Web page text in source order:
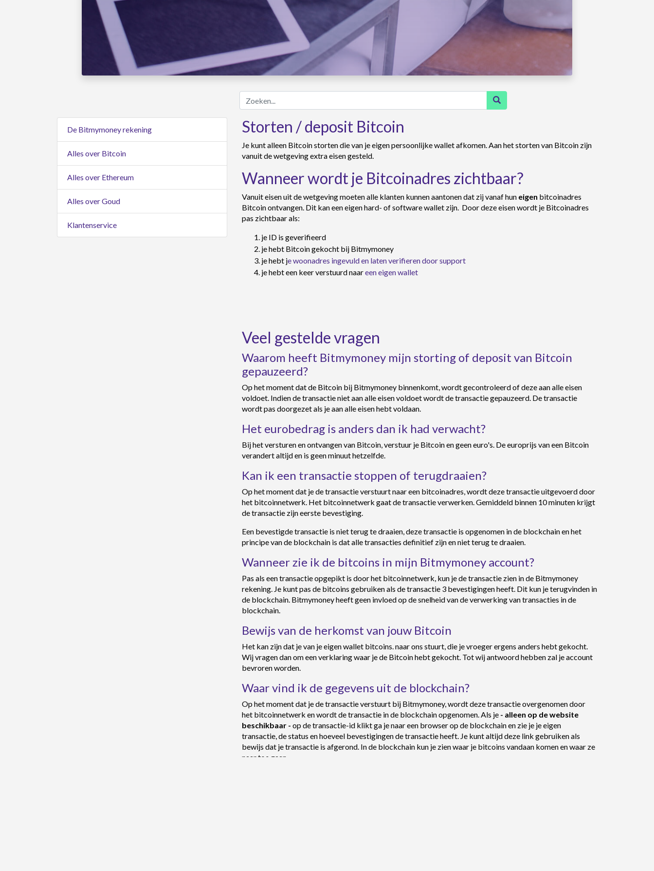
Zoeken...
De Bitmymoney rekening
Alles over Bitcoin
Alles over Ethereum
Alles over Goud
Klantenservice
Storten / deposit Bitcoin
Je kunt alleen Bitcoin storten die van je eigen persoonlijke wallet afkomen. Aan het storten van Bitcoin zijn
vanuit de wetgeving extra eisen gesteld.
Wanneer wordt je Bitcoinadres zichtbaar?
Vanuit eisen uit de wetgeving moeten alle klanten kunnen aantonen dat zij vanaf hun eigen bitcoinadres
Bitcoin ontvangen. Dit kan een eigen hard- of software wallet zijn. Door deze eisen wordt je Bitcoinadres
pas zichtbaar als:
je ID is geverifieerd
je hebt Bitcoin gekocht bij Bitmymoney
je hebt je woonadres ingevuld en laten verifieren door support
je hebt een keer verstuurd naareen eigen wallet
Veel gestelde vragen
Waarom heeft Bitmymoney mijn storting of deposit van Bitcoin
gepauzeerd?
Op het moment dat de Bitcoin bij Bitmymoney binnenkomt, wordt gecontroleerd of deze aan alle eisen
voldoet. Indien de transactie niet aan alle eisen voldoet wordt de transactie gepauzeerd. De transactie
wordt pas doorgezet als je aan alle eisen hebt voldaan.
Het eurobedrag is anders dan ik had verwacht?
Bij het versturen en ontvangen van Bitcoin, verstuur je Bitcoin en geen euro's. De europrijs van een Bitcoin
verandert altijd en is geen minuut hetzelfde.
Kan ik een transactie stoppen of terugdraaien?
Op het moment dat je de transactie verstuurt naar een bitcoinadres, wordt deze transactie uitgevoerd door
het bitcoinnetwerk. Het bitcoinnetwerk gaat de transactie verwerken. Gemiddeld binnen 10 minuten krijgt
de transactie zijn eerste bevestiging.
Een bevestigde transactie is niet terug te draaien, deze transactie is opgenomen in de blockchain en het
principe van de blockchain is dat alle transacties definitief zijn en niet terug te draaien.
Wanneer zie ik de bitcoins in mijn Bitmymoney account?
Pas als een transactie opgepikt is door het bitcoinnetwerk, kun je de transactie zien in de Bitmymoney
rekening. Je kunt pas de bitcoins gebruiken als de transactie 3 bevestigingen heeft. Dit kun je terugvinden in
de blockchain. Bitmymoney heeft geen invloed op de snelheid van de verwerking van transacties in de
blockchain.
Bewijs van de herkomst van jouw Bitcoin
Het kan zijn dat je van je eigen wallet bitcoins. naar ons stuurt, die je vroeger ergens anders hebt gekocht.
Wij vragen dan om een verklaring waar je de Bitcoin hebt gekocht. Tot wij antwoord hebben zal je account
bevroren worden.
Waar vind ik de gegevens uit de blockchain?
Op het moment dat je de transactie verstuurt bij Bitmymoney, wordt deze transactie overgenomen door
het bitcoinnetwerk en wordt de transactie in de blockchain opgenomen. Als je - alleen op de website
beschikbaar - op de transactie-id klikt ga je naar een browser op de blockchain en zie je je eigen
transactie, de status en hoeveel bevestigingen de transactie heeft. Je kunt altijd deze link gebruiken als
bewijs dat je transactie is afgerond. In de blockchain kun je zien waar je bitcoins vandaan komen en waar ze
naar toe gaan.